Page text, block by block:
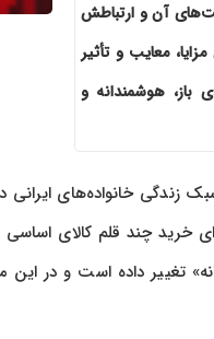
آن و ارتباطش
معایب و تأثیر
باز، هوشمندانه و
زندگی خانواده‌های
خرید چند قلم کالای
تغییر داده است و در این